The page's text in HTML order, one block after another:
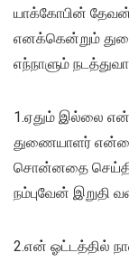
யாக்கோபின்
எனக்கென்றும்
எந்நாளும்
1.ஏதும் இல்லை
துணையாளர்
சொன்னதை
நம்புவேன் இறுதி
2.என் ஓட்டத்தில்